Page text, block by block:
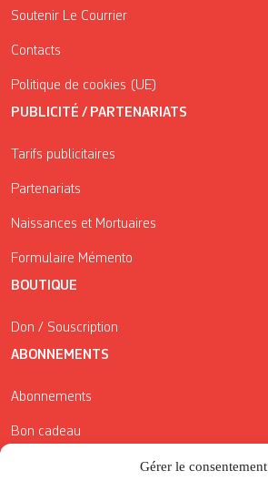
Gérer le consentement
Soutenir Le Courrier
Contacts
Politique de cookies (UE)
PUBLICITÉ / PARTENARIATS
Tarifs publicitaires
Partenariats
Naissances et Mortuaires
Formulaire Mémento
BOUTIQUE
Don / Souscription
ABONNEMENTS
Abonnements
Bon cadeau
Conditions générales de vente